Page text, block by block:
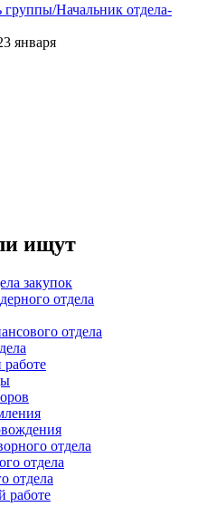
группы/Начальник отдела-
января
ищут
закупок
отдела
отдела
отдела
отдела
отдела
работе